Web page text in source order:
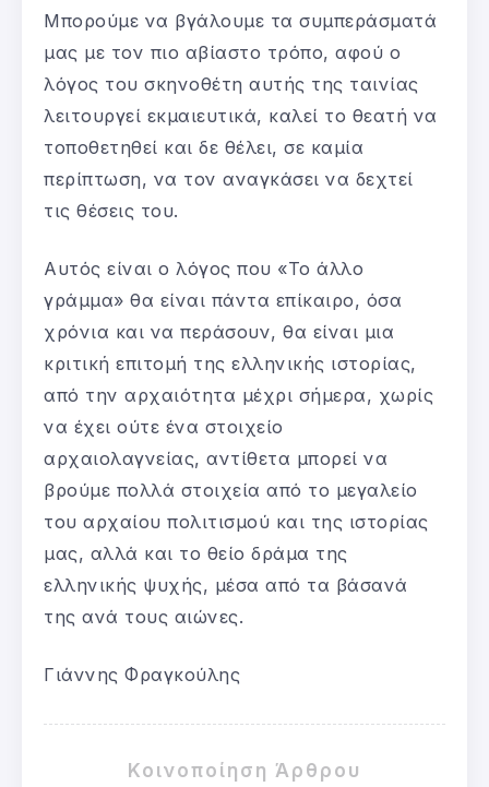
Μπορούμε να βγάλουμε τα συμπεράσματά
μας με τον πιο αβίαστο τρόπο, αφού ο
λόγος του σκηνοθέτη αυτής της ταινίας
λειτουργεί εκμαιευτικά, καλεί το θεατή να
τοποθετηθεί και δε θέλει, σε καμία
περίπτωση, να τον αναγκάσει να δεχτεί
τις θέσεις του.
Αυτός είναι ο λόγος που «Το άλλο
γράμμα» θα είναι πάντα επίκαιρο, όσα
χρόνια και να περάσουν, θα είναι μια
κριτική επιτομή της ελληνικής ιστορίας,
από την αρχαιότητα μέχρι σήμερα, χωρίς
να έχει ούτε ένα στοιχείο
αρχαιολαγνείας, αντίθετα μπορεί να
βρούμε πολλά στοιχεία από το μεγαλείο
του αρχαίου πολιτισμού και της ιστορίας
μας, αλλά και το θείο δράμα της
ελληνικής ψυχής, μέσα από τα βάσανά
της ανά τους αιώνες.
Γιάννης Φραγκούλης
Κοινοποίηση Άρθρου